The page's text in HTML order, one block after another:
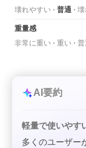
壊れやすい
普通
重量感
非常に重い
重い 普
AI要約
軽量で使いやす
多くのユーザー